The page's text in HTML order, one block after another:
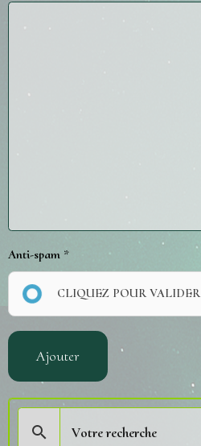
Anti-spam
CLIQUEZ POUR VALIDER
Ajouter